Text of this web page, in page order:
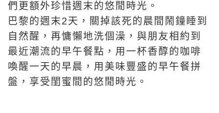
們更額外珍惜週末的悠閒時光。
巴黎的週末2天，關掉該死的晨間鬧鐘睡到
自然醒，再慵懶地洗個澡，與朋友相約到
最近潮流的早午餐點，用一杯香醇的咖啡
喚醒一天的早晨，用美味豐盛的早午餐拼
盤，享受閨蜜間的悠閒時光。